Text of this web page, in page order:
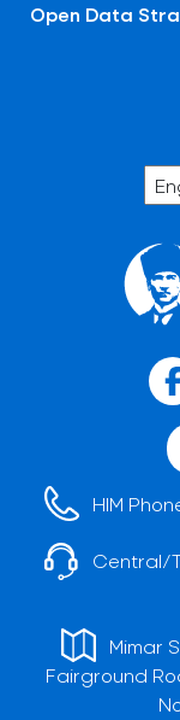
Open Data
HIM
Central/
Mimar
Fairground